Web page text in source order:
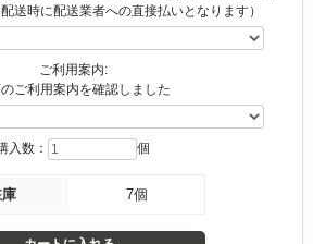
送時に配送業者への直接払いとなります）
ご利用案内:
ご利用案内を確認しました
入数： 個
7個